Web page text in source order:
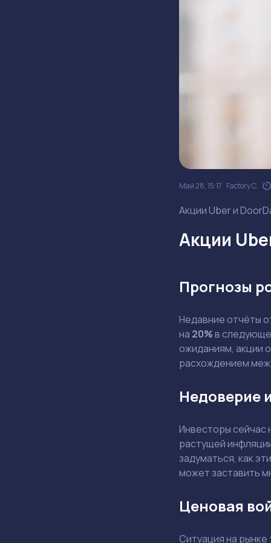
Май 28, 15:17 Factory C.
Акции Uber и
Акции
Прогнозы
Недавние отчёты
на 20%в
ожиданиям, акции
расхождением
Недоверие
Инвесторы сейчас
растущей
задуматься, как
может заставить
Ценовая
Ситуация на